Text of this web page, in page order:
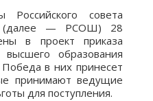
Российского совета
(далее — РСОШ) 28
в проект приказа
образования
в них принесет
принимают ведущие
для поступления.